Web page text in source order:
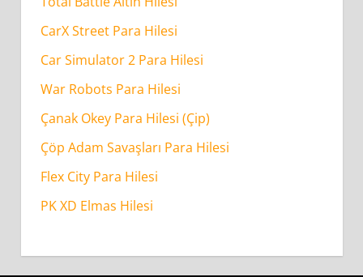
CarX Street Para Hilesi
Car Simulator 2 Para Hilesi
War Robots Para Hilesi
Çanak Okey Para Hilesi (Çip)
Çöp Adam Savaşları Para Hilesi
Flex City Para Hilesi
PK XD Elmas Hilesi